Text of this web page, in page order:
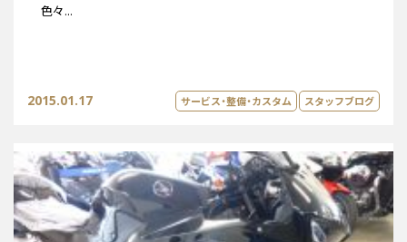
色々...
2015.01.17 サービス・整備・カスタム スタッフブログ